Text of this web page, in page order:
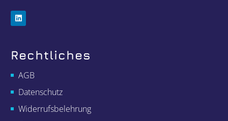
Rechtliches
AGB
Datenschutz
Widerrufsbelehrung